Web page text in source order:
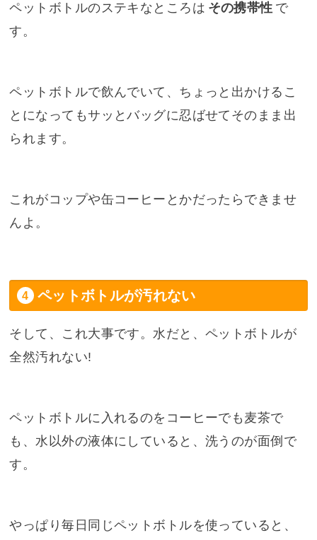
ペットボトルのステキなところは その携帯性 で
す。
ペットボトルで飲んでいて、ちょっと出かけるこ
とになってもサッとバッグに忍ばせてそのまま出
られます。
これがコップや缶コーヒーとかだったらできませ
んよ。
ペットボトルが汚れない
そして、これ大事です。水だと、ペットボトルが
全然汚れない!
ペットボトルに入れるのをコーヒーでも麦茶で
も、水以外の液体にしていると、洗うのが面倒で
す。
やっぱり毎日同じペットボトルを使っていると、